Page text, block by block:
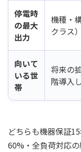
停電時
の最大
出力
機種・
クラス）
向いて
いる世
帯
将来の
階導入
どちらも機器保証
60%・全負荷対応